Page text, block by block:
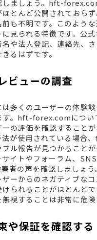
しましょう。hft-
とんど公開されておら
も不明です。このよう
見られる特徴です。公
や法人登記、連絡先、
るはずです。
ビューの調査
多くのユーザーの体験
す。hft-forex.comについ
の評価を確認すること
が使用されている場合
ル報告が見つかること
イトやフォーラム、
者の声を確認しましょう
ーからのネガティブな
られることがほとんど
視することは非常に危険
や保証を確認する